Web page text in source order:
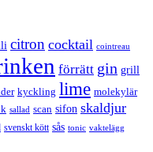
citron cocktail cointreau
förrätt gin grill
kyckling lime molekylär
sallad scan sifon skaldjur
svenskt kött sås tonic vaktelägg